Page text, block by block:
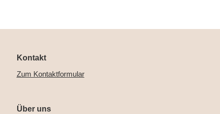
Kontakt
Zum Kontaktformular
Über uns